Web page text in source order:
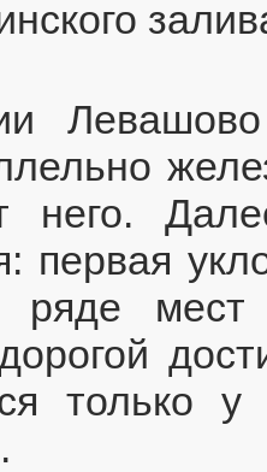
Левашово
первая
ряде
только